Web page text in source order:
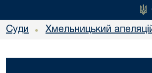
Суди • Хмельницький